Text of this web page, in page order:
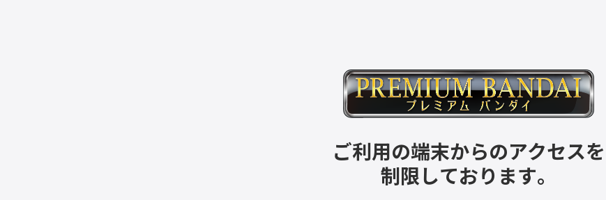
ご利用の端末からのアクセスを
制限しております。